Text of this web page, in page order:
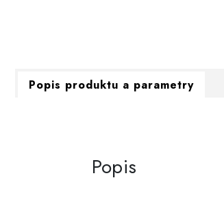
Popis produktu a parametry
Popis